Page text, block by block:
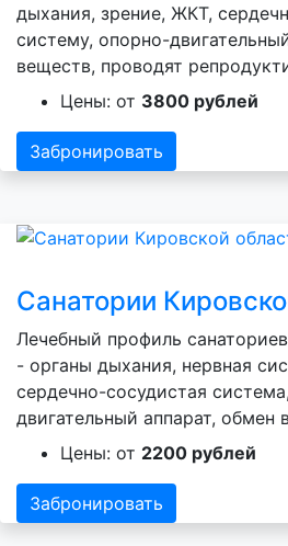
дыхания, зрение, ЖКТ,
систему, опорно-
веществ, проводят
Цены: от 3800 рублей
Забронировать
Санатории
Лечебный профиль
- органы дыхания, нервная
сердечно-сосудистая
двигательный аппарат, обмен
Цены: от 2200 рублей
Забронировать